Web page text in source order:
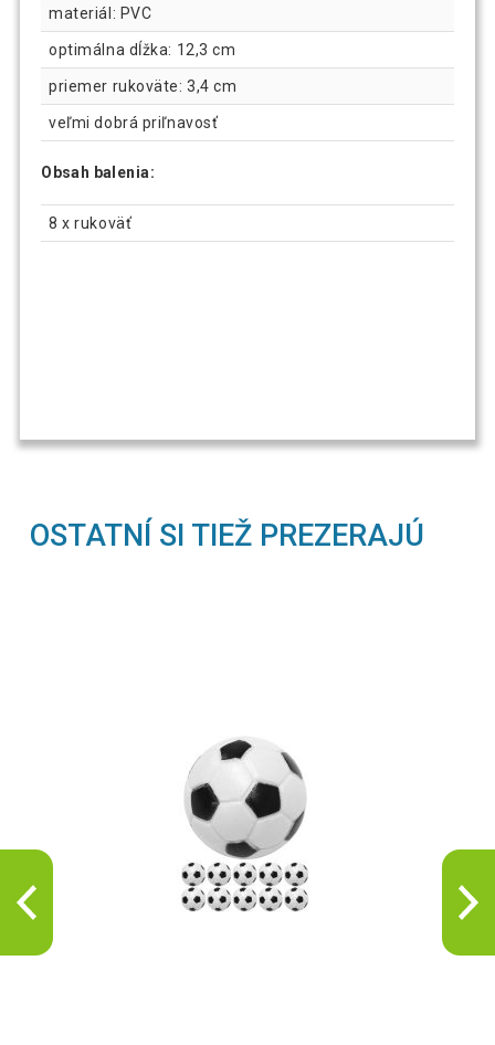
materiál: PVC
optimálna dĺžka: 12,3 cm
priemer rukoväte: 3,4 cm
veľmi dobrá priľnavosť
Obsah balenia:
8 x rukoväť
OSTATNÍ SI TIEŽ PREZERAJÚ